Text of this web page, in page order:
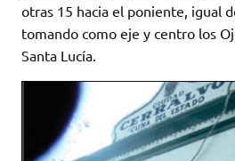
otras 15 hacia el poniente, igual
tomando como eje y centro los
Santa Lucía.